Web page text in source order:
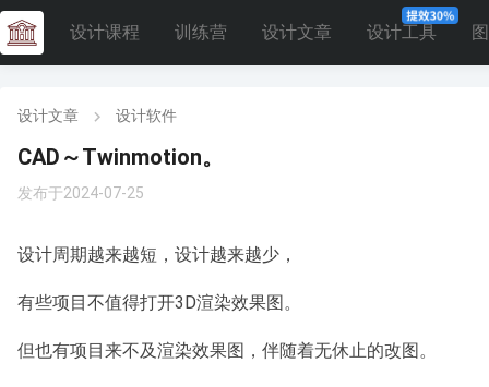
设计课程 训练营 设计文章 设计工具
设计文章 设计软件
CAD～Twinmotion。
发布于2024-07-25
设计周期越来越短，设计越来越少，
有些项目不值得打开3D渲染效果图。
但也有项目来不及渲染效果图，伴随着无休止的改图。